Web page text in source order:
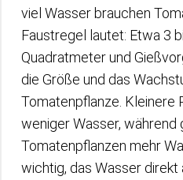
viel Wasser brauchen
Faustregel lautet: Etwa 3
Quadratmeter und
die Größe und das
Tomatenpflanze. Kleinere
weniger Wasser, während
Tomatenpflanzen mehr
wichtig, das Wasser direkt